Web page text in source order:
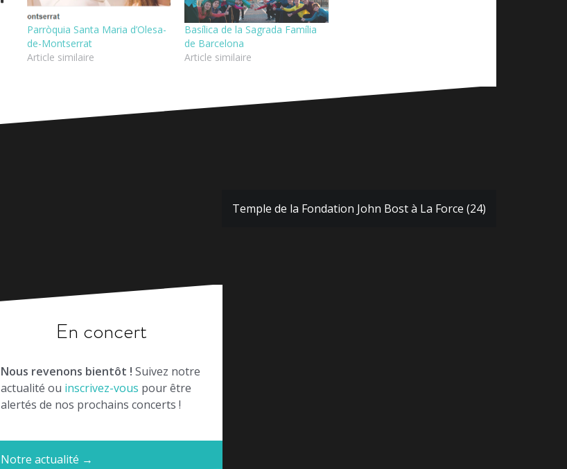
Parròquia Santa Maria d’Olesa-
de-Montserrat
Article similaire
Basílica de la Sagrada Família
de Barcelona
Article similaire
Temple de la Fondation John Bost à La Force (24)
En concert
Nous revenons bientôt ! Suivez notre
actualité ou inscrivez-vous pour être
alertés de nos prochains concerts !
Notre actualité →